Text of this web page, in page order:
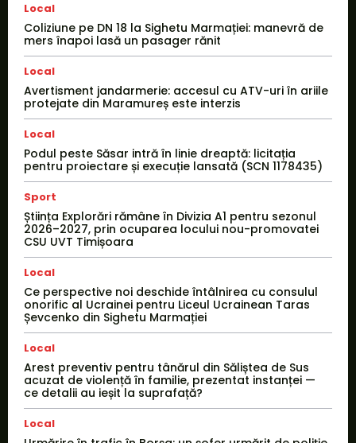
Local
Coliziune pe DN 18 la Sighetu Marmației: manevră de
mers înapoi lasă un pasager rănit
Local
Avertisment jandarmerie: accesul cu ATV-uri în ariile
protejate din Maramureș este interzis
Local
Podul peste Săsar intră în linie dreaptă: licitația
pentru proiectare și execuție lansată (SCN 1178435)
Sport
Știința Explorări rămâne în Divizia A1 pentru sezonul
2026–2027, prin ocuparea locului nou-promovatei
CSU UVT Timișoara
Local
Ce perspective noi deschide întâlnirea cu consulul
onorific al Ucrainei pentru Liceul Ucrainean Taras
Șevcenko din Sighetu Marmației
Local
Arest preventiv pentru tânărul din Săliștea de Sus
acuzat de violență în familie, prezentat instanței —
ce detalii au ieșit la suprafață?
Local